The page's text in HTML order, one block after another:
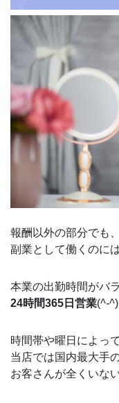
報酬以外の部分でも
副業として働くのに
本業の出勤時間がバ
24時間365日営業(^-^)
時間帯や曜日によっ
当店では国内最大手
お客さんが全くいな